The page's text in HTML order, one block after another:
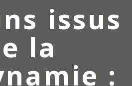
issus
la
: